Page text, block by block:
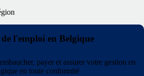
l'emploi en Belgique
payer et assurer votre gestion en
en toute conformité